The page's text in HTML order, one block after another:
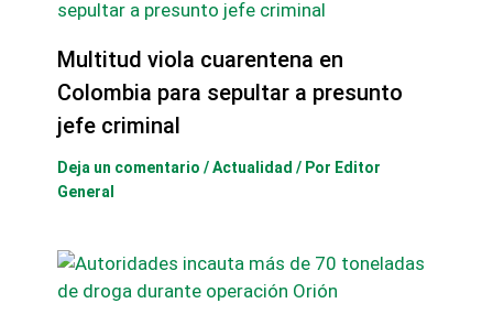
Multitud viola cuarentena en
Colombia para sepultar a presunto
jefe criminal
Deja un comentario /Actualidad / Por Editor
General